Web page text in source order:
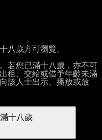
八歲方可瀏覽。
若您已滿十八歲，亦不可
租、交給或借予年齡未滿
該人士出示、播放或放
十八歲